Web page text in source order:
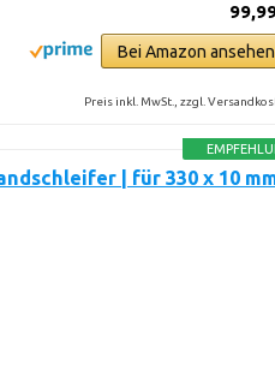
Bei Amazon ansehen
Preis inkl. MwSt., zzgl.
| für 330 x 10